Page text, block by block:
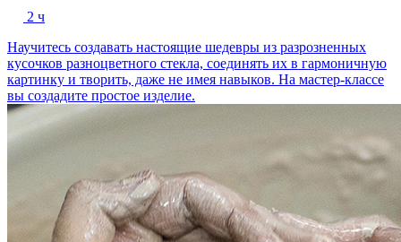
2 ч
Научитесь создавать настоящие шедевры из разрозненных
кусочков разноцветного стекла, соединять их в гармоничную
картинку и творить, даже не имея навыков. На мастер-классе
вы создадите простое изделие.